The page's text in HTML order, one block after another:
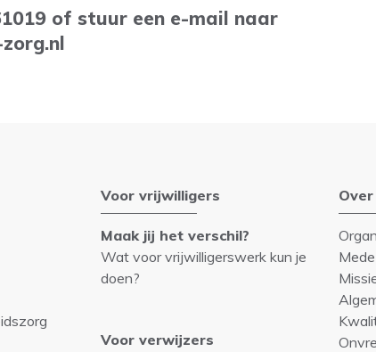
of stuur een e-mail naar
Voor vrijwilligers
Maak jij het verschil?
Wat voor vrijwilligerswerk kun je
doen?
Voor verwijzers